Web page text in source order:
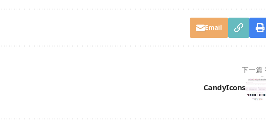
Email
下一篇
CandyIcons